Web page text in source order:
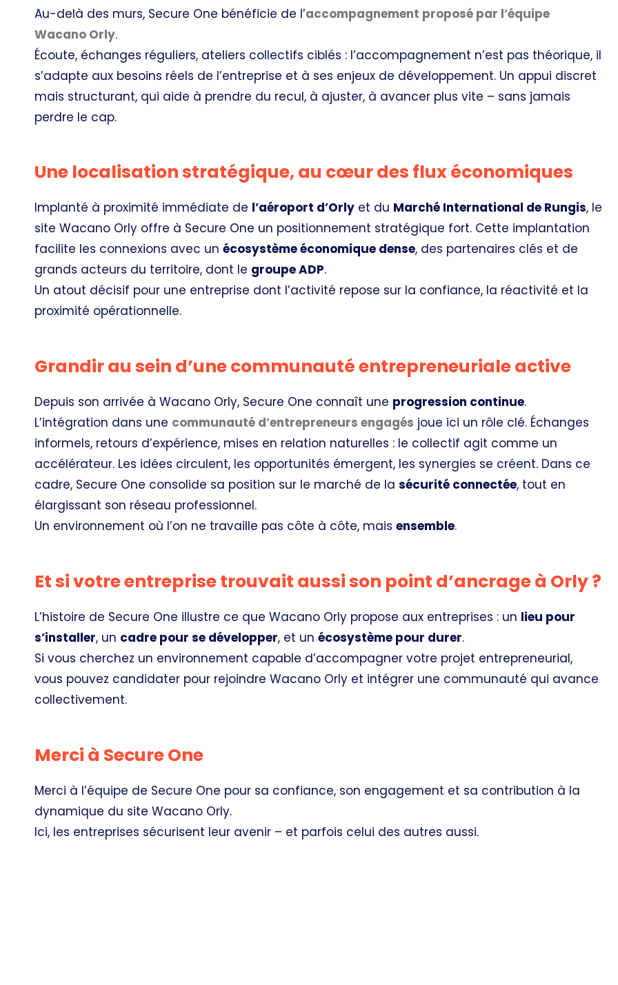
Au-delà des murs, Secure One bénéficie de l’accompagnement proposé par l’équipe
Wacano Orly.
Écoute, échanges réguliers, ateliers collectifs ciblés : l’accompagnement n’est pas théorique, il
s’adapte aux besoins réels de l’entreprise et à ses enjeux de développement. Un appui discret
mais structurant, qui aide à prendre du recul, à ajuster, à avancer plus vite – sans jamais
perdre le cap.
Une localisation stratégique, au cœur des flux économiques
Implanté à proximité immédiate de l’aéroport d’Orly et du Marché International de Rungis, le
site Wacano Orly offre à Secure One un positionnement stratégique fort. Cette implantation
facilite les connexions avec un écosystème économique dense, des partenaires clés et de
grands acteurs du territoire, dont le groupe ADP.
Un atout décisif pour une entreprise dont l’activité repose sur la confiance, la réactivité et la
proximité opérationnelle.
Grandir au sein d’une communauté entrepreneuriale active
Depuis son arrivée à Wacano Orly, Secure One connaît une progression continue.
L’intégration dans une communauté d’entrepreneurs engagés joue ici un rôle clé. Échanges
informels, retours d’expérience, mises en relation naturelles : le collectif agit comme un
accélérateur. Les idées circulent, les opportunités émergent, les synergies se créent. Dans ce
cadre, Secure One consolide sa position sur le marché de la sécurité connectée, tout en
élargissant son réseau professionnel.
Un environnement où l’on ne travaille pas côte à côte, mais ensemble.
Et si votre entreprise trouvait aussi son point d’ancrage à Orly ?
L’histoire de Secure One illustre ce que Wacano Orly propose aux entreprises : un lieu pour
s’installer, un cadre pour se développer, et un écosystème pour durer.
Si vous cherchez un environnement capable d’accompagner votre projet entrepreneurial,
vous pouvez candidater pour rejoindre Wacano Orly et intégrer une communauté qui avance
collectivement.
Merci à Secure One
Merci à l’équipe de Secure One pour sa confiance, son engagement et sa contribution à la
dynamique du site Wacano Orly.
Ici, les entreprises sécurisent leur avenir – et parfois celui des autres aussi.